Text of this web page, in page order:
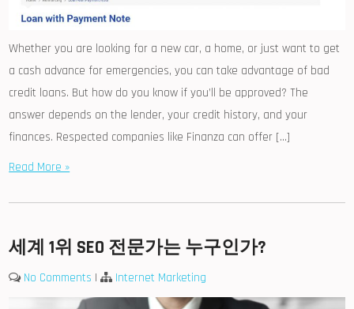
Whether you are looking for a new car, a home, or just want to get
a cash advance for emergencies, you can take advantage of bad
credit loans. But how do you know if you’ll be approved? The
answer depends on the lender, your credit history, and your
finances. Respected companies like Finanza can offer […]
Read More »
세계 1위 SEO 전문가는 누구인가?
No Comments | Internet Marketing